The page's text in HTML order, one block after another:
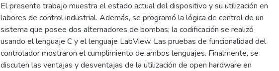
El presente trabajo muestra el estado actual del dispositivo y su utilización en
labores de control industrial. Además, se programó la lógica de control de un
sistema que posee dos alternadores de bombas; la codificación se realizó
usando el lenguaje C y el lenguaje LabView. Las pruebas de funcionalidad del
controlador mostraron el cumplimiento de ambos lenguajes. Finalmente, se
discuten las ventajas y desventajas de la utilización de open hardware en